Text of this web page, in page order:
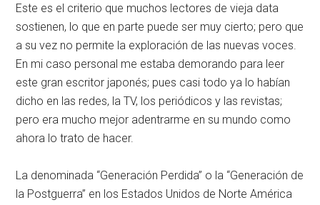
Este es el criterio que muchos lectores de vieja data
sostienen, lo que en parte puede ser muy cierto; pero que
a su vez no permite la exploración de las nuevas voces.
En mi caso personal me estaba demorando para leer
este gran escritor japonés; pues casi todo ya lo habían
dicho en las redes, la TV, los periódicos y las revistas;
pero era mucho mejor adentrarme en su mundo como
ahora lo trato de hacer.
La denominada “Generación Perdida” o la “Generación de
la Postguerra” en los Estados Unidos de Norte América